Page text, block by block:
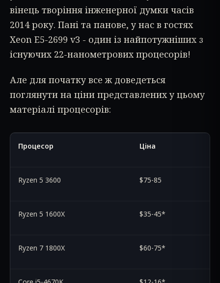
вінець творіння інженерної думки часів
2014 року. Пані та панове, у нас в гостях
Xeon E5-2699 v3 - один із найпотужніших з
існуючих 22-нанометрових процесорів!
Але для початку все ж доведеться
поглянути на ціни представлених у цьому
матеріалі процесорів:
Процесор Ціна
Ryzen 5 3600 $75-85
Ryzen 5 1600X $35-45*
Ryzen 7 1800X $60-75*